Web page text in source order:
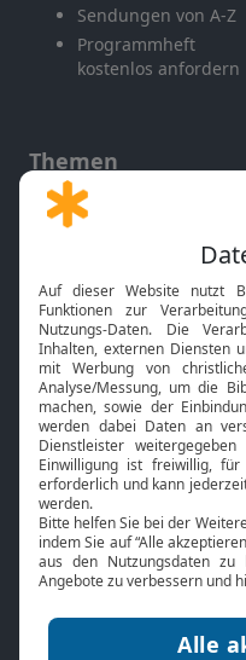
Sendungen von A-Z
Programmheft
kostenlos anfordern
Themen
Gott und Bibel erklärt
Neuigkeiten
Bibel TV
Über uns
Jobs
Mediadaten